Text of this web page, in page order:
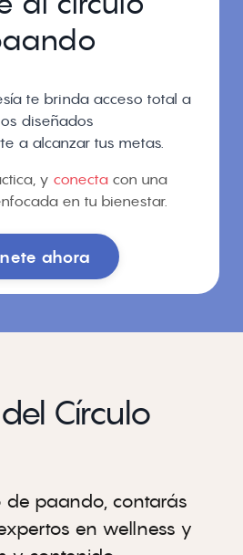
te brinda acceso total a
diseñados
a alcanzar tus metas.
y conecta con una
en tu bienestar.
ahora
Círculo
de paando, contarás
en wellness y